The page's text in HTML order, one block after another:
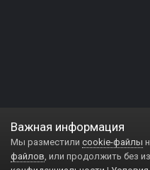
Важная информация
Мы разместили cookie-файлы
файлов, или продолжить без